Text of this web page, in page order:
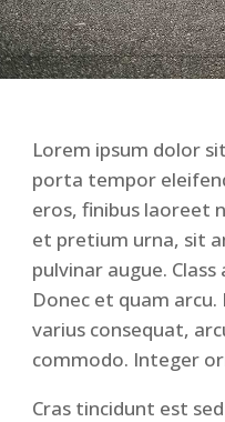
Lorem ipsum dolor
porta tempor
eros, finibus laoreet
et pretium urna, sit
pulvinar augue.
Donec et quam
varius consequat,
commodo. Integer
Cras tincidunt est